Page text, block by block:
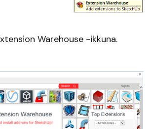
Warehouse -ikkuna.